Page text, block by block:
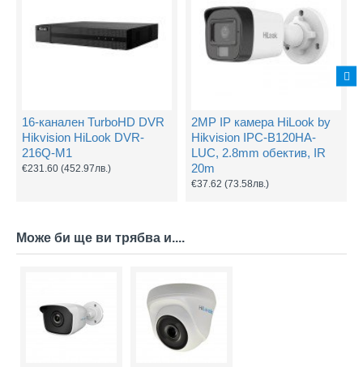
16-канален TurboHD DVR
Hikvision HiLook DVR-
216Q-M1
€231.60 (452.97лв.)
2MP IP камера HiLook by
Hikvision IPC-B120HA-
LUC, 2.8mm обектив, IR
20m
€37.62 (73.58лв.)
Може би ще ви трябва и....